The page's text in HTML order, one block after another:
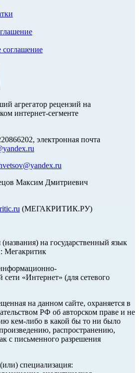
соглашение
агрегатор рецензий на
интернет-сегменте
электронная почта
Максим Дмитриевич
(МЕГАКРИТИК.РУ)
на государственный язык
Мегакритик
«Интернет» (для сетевого
на данном сайте, охраняется в
РФ об авторском праве и не
кем-либо в какой бы то ни было
распространению,
с письменного разрешения
специализация: